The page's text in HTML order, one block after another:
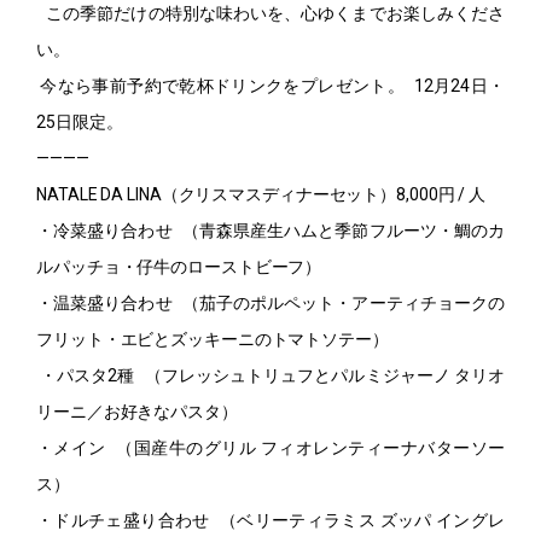
この季節だけの特別な味わいを、心ゆくまでお楽しみくださ
い。
今なら事前予約で乾杯ドリンクをプレゼント。 12月24日・
25日限定。
————
NATALE DA LINA（クリスマスディナーセット）8,000円 / 人
・冷菜盛り合わせ （青森県産生ハムと季節フルーツ・鯛のカ
ルパッチョ・仔牛のローストビーフ）
・温菜盛り合わせ （茄子のポルペット・アーティチョークの
フリット・エビとズッキーニのトマトソテー）
・パスタ2種 （フレッシュトリュフとパルミジャーノ タリオ
リーニ／お好きなパスタ）
・メイン （国産牛のグリル フィオレンティーナバターソー
ス）
・ドルチェ盛り合わせ （ベリーティラミス ズッパ イングレ